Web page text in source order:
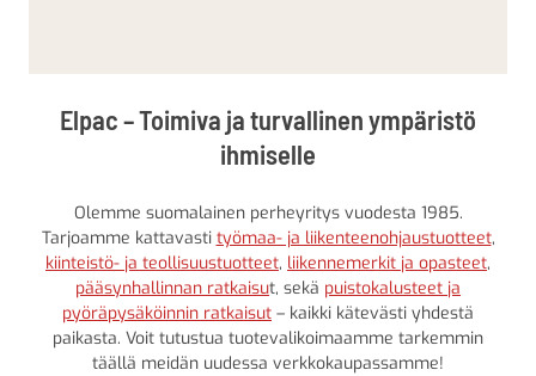
Elpac – Toimiva ja turvallinen ympäristö
ihmiselle
Olemme suomalainen perheyritys vuodesta 1985.
Tarjoamme kattavasti työmaa- ja liikenteenohjaustuotteet,
kiinteistö- ja teollisuustuotteet, liikennemerkit ja opasteet,
pääsynhallinnan ratkaisut, sekä puistokalusteet ja
pyöräpysäköinnin ratkaisut – kaikki kätevästi yhdestä
paikasta. Voit tutustua tuotevalikoimaamme tarkemmin
täällä meidän uudessa verkkokaupassamme!